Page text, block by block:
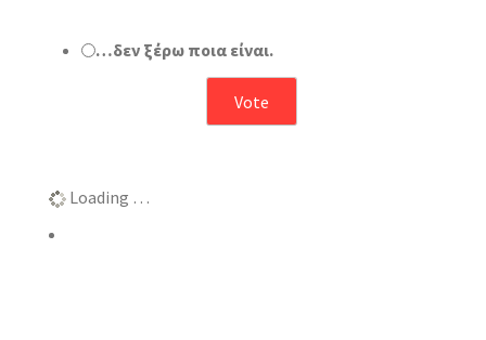
…δεν ξέρω ποια είναι.
Loading …